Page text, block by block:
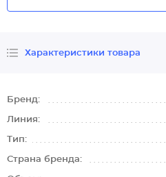
Характеристики товара
Бренд:
Линия:
Тип:
Страна бренда: